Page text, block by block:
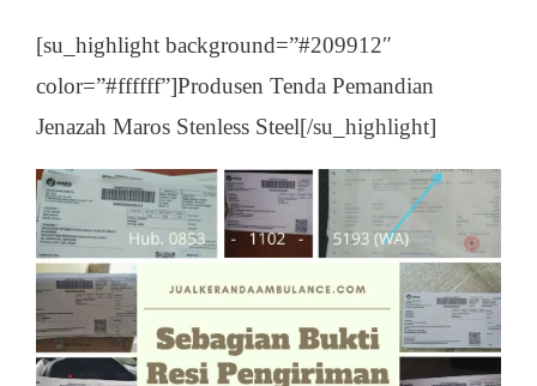
[su_highlight background=”#209912″
color=”#ffffff”]Produsen Tenda Pemandian
Jenazah Maros Stenless Steel[/su_highlight]